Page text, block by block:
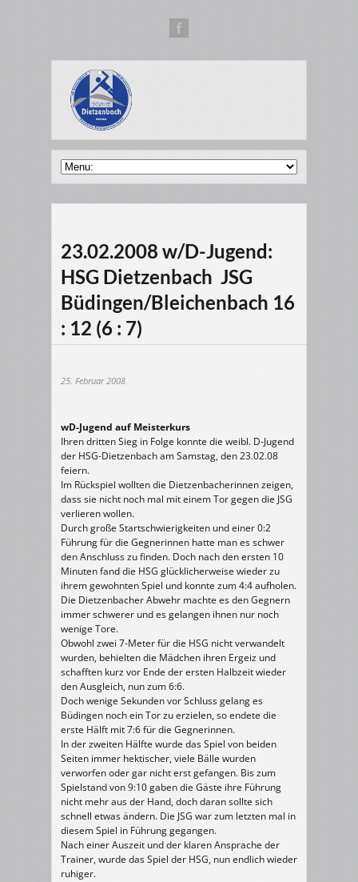
23.02.2008 w/D-Jugend:
HSG Dietzenbach  JSG
Büdingen/Bleichenbach 16
: 12 (6 : 7)
25. Februar 2008
wD-Jugend auf Meisterkurs
Ihren dritten Sieg in Folge konnte die weibl. D-Jugend
der HSG-Dietzenbach am Samstag, den 23.02.08
feiern.
Im Rückspiel wollten die Dietzenbacherinnen zeigen,
dass sie nicht noch mal mit einem Tor gegen die JSG
verlieren wollen.
Durch große Startschwierigkeiten und einer 0:2
Führung für die Gegnerinnen hatte man es schwer
den Anschluss zu finden. Doch nach den ersten 10
Minuten fand die HSG glücklicherweise wieder zu
ihrem gewohnten Spiel und konnte zum 4:4 aufholen.
Die Dietzenbacher Abwehr machte es den Gegnern
immer schwerer und es gelangen ihnen nur noch
wenige Tore.
Obwohl zwei 7-Meter für die HSG nicht verwandelt
wurden, behielten die Mädchen ihren Ergeiz und
schafften kurz vor Ende der ersten Halbzeit wieder
den Ausgleich, nun zum 6:6.
Doch wenige Sekunden vor Schluss gelang es
Büdingen noch ein Tor zu erzielen, so endete die
erste Hälft mit 7:6 für die Gegnerinnen.
In der zweiten Hälfte wurde das Spiel von beiden
Seiten immer hektischer, viele Bälle wurden
verworfen oder gar nicht erst gefangen. Bis zum
Spielstand von 9:10 gaben die Gäste ihre Führung
nicht mehr aus der Hand, doch daran sollte sich
schnell etwas ändern. Die JSG war zum letzten mal in
diesem Spiel in Führung gegangen.
Nach einer Auszeit und der klaren Ansprache der
Trainer, wurde das Spiel der HSG, nun endlich wieder
ruhiger.